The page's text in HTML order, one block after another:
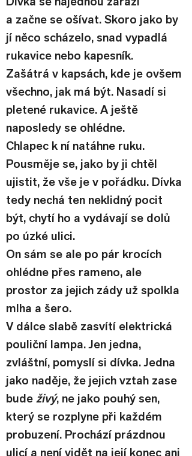
a začne se ošívat. Skoro jako by
jí něco scházelo, snad vypadlá
rukavice nebo kapesník.
Zašátrá v kapsách, kde je ovšem
všechno, jak má být. Nasadí si
pletené rukavice. A ještě
naposledy se ohlédne.
Chlapec k ní natáhne ruku.
Pousměje se, jako by ji chtěl
ujistit, že vše je v pořádku. Dívka
tedy nechá ten neklidný pocit
být, chytí ho a vydávají se dolů
po úzké ulici.
On sám se ale po pár krocích
ohlédne přes rameno, ale
prostor za jejich zády už spolkla
mlha a šero.
V dálce slabě zasvítí elektrická
pouliční lampa. Jen jedna,
zvláštní, pomyslí si dívka. Jedna
jako naděje, že jejich vztah zase
bude živý, ne jako pouhý sen,
který se rozplyne při každém
probuzení. Prochází prázdnou
ulicí a není vidět na její konec ani